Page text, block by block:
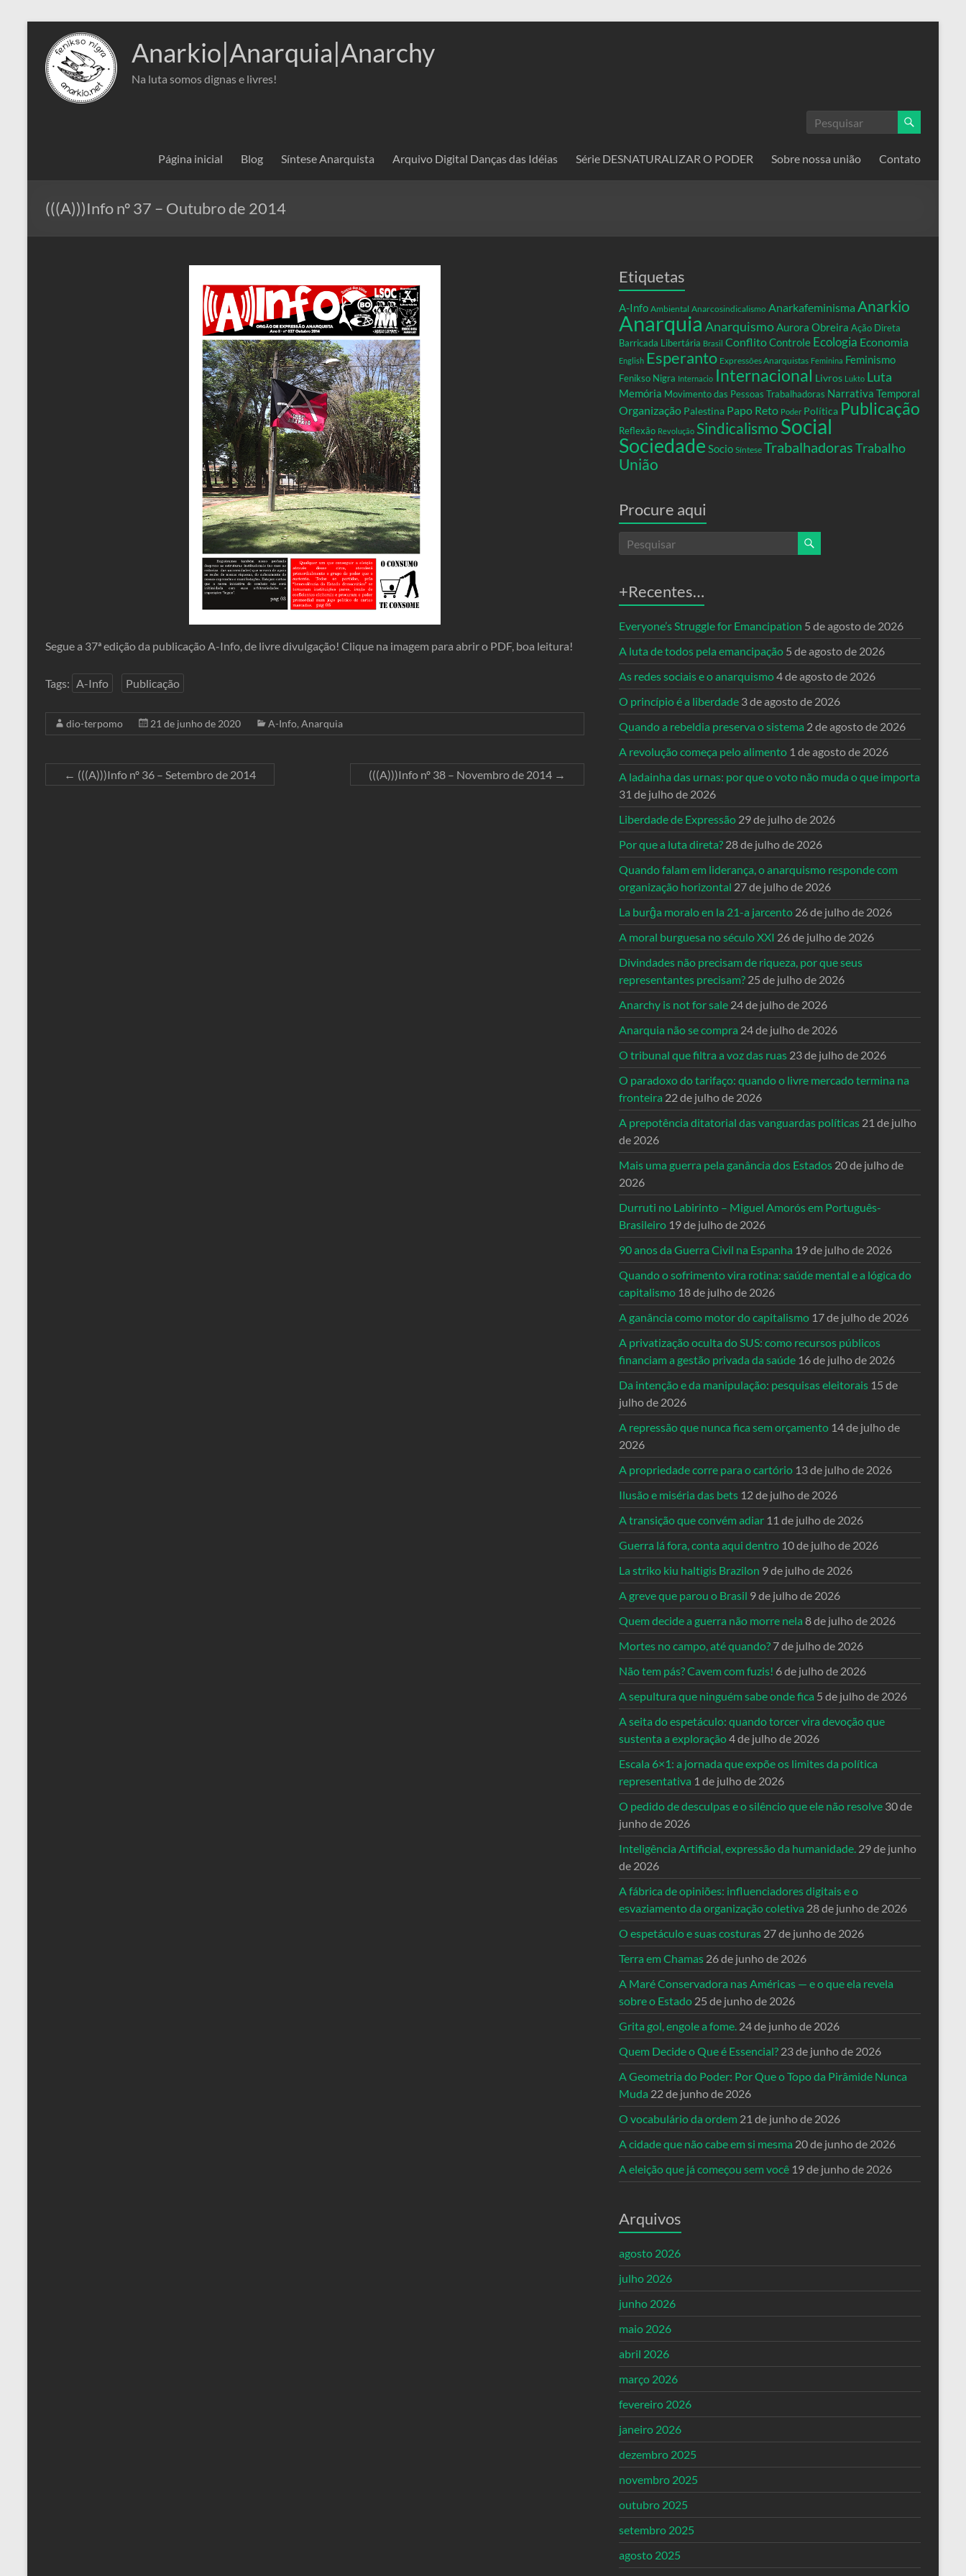
conteúdo
Anarkio|Anarquia|Anarchy
Na luta somos dignas e livres!
Página inicial Blog Síntese Anarquista Arquivo Digital Danças das Idéias Série DESNATURALIZAR O PODER Sobre nossa união Contato
(((A)))Info nº 37 – Outubro de 2014
Segue a 37ª edição da publicação A-Info, de livre divulgação! Clique na imagem para abrir o PDF, boa leitura!
Tags: A-Info Publicação
dio-terpomo 21 de junho de 2020 A-Info, Anarquia
← (((A)))Info nº 36 – Setembro de 2014 (((A)))Info nº 38 – Novembro de 2014 →
Etiquetas
A-Info Ambiental Anarcosindicalismo Anarkafeminisma Anarkio
Anarquia AnarquismoAurora Obreira Ação Direta
Barricada Libertária Brasil ConflitoControle Ecologia Economia
English Esperanto Expressões Anarquistas Feminina Feminismo
Fenikso Nigra Internacio Internacional Livros Lukto Luta
Memória Movimento das Pessoas Trabalhadoras Narrativa Temporal
Organização Palestina Papo Reto Poder Política Publicação
Reflexão Revolução Sindicalismo Social
Sociedade Socio Síntese TrabalhadorasTrabalho
União
Procure aqui
+Recentes…
Everyone’s Struggle for Emancipation 5 de agosto de 2026
A luta de todos pela emancipação 5 de agosto de 2026
As redes sociais e o anarquismo4 de agosto de 2026
O princípio é a liberdade 3 de agosto de 2026
Quando a rebeldia preserva o sistema 2 de agosto de 2026
A revolução começa pelo alimento 1 de agosto de 2026
A ladainha das urnas: por que o voto não muda o que importa
31 de julho de 2026
Liberdade de Expressão 29 de julho de 2026
Por que a luta direta? 28 de julho de 2026
Quando falam em liderança, o anarquismo responde com
organização horizontal 27 de julho de 2026
La burĝa moralo en la 21-a jarcento 26 de julho de 2026
A moral burguesa no século XXI 26 de julho de 2026
Divindades não precisam de riqueza, por que seus
representantes precisam? 25 de julho de 2026
Anarchy is not for sale 24 de julho de 2026
Anarquia não se compra 24 de julho de 2026
O tribunal que filtra a voz das ruas 23 de julho de 2026
O paradoxo do tarifaço: quando o livre mercado termina na
fronteira 22 de julho de 2026
A prepotência ditatorial das vanguardas políticas 21 de julho
de 2026
Mais uma guerra pela ganância dos Estados 20 de julho de
2026
Durruti no Labirinto – Miguel Amorós em Português-
Brasileiro 19 de julho de 2026
90 anos da Guerra Civil na Espanha 19 de julho de 2026
Quando o sofrimento vira rotina: saúde mental e a lógica do
capitalismo 18 de julho de 2026
A ganância como motor do capitalismo 17 de julho de 2026
A privatização oculta do SUS: como recursos públicos
financiam a gestão privada da saúde 16 de julho de 2026
Da intenção e da manipulação: pesquisas eleitorais 15 de
julho de 2026
A repressão que nunca fica sem orçamento 14 de julho de
2026
A propriedade corre para o cartório 13 de julho de 2026
Ilusão e miséria das bets 12 de julho de 2026
A transição que convém adiar 11 de julho de 2026
Guerra lá fora, conta aqui dentro 10 de julho de 2026
La striko kiu haltigis Brazilon 9 de julho de 2026
A greve que parou o Brasil 9 de julho de 2026
Quem decide a guerra não morre nela 8 de julho de 2026
Mortes no campo, até quando? 7 de julho de 2026
Não tem pás? Cavem com fuzis! 6 de julho de 2026
A sepultura que ninguém sabe onde fica 5 de julho de 2026
A seita do espetáculo: quando torcer vira devoção que
sustenta a exploração4 de julho de 2026
Escala 6×1: a jornada que expõe os limites da política
representativa 1 de julho de 2026
O pedido de desculpas e o silêncio que ele não resolve 30 de
junho de 2026
Inteligência Artificial, expressão da humanidade. 29 de junho
de 2026
A fábrica de opiniões: influenciadores digitais e o
esvaziamento da organização coletiva 28 de junho de 2026
O espetáculo e suas costuras 27 de junho de 2026
Terra em Chamas 26 de junho de 2026
A Maré Conservadora nas Américas — e o que ela revela
sobre o Estado 25 de junho de 2026
Grita gol, engole a fome. 24 de junho de 2026
Quem Decide o Que é Essencial? 23 de junho de 2026
A Geometria do Poder: Por Que o Topo da Pirâmide Nunca
Muda 22 de junho de 2026
O vocabulário da ordem 21 de junho de 2026
A cidade que não cabe em si mesma 20 de junho de 2026
A eleição que já começou sem você 19 de junho de 2026
Arquivos
agosto 2026
julho 2026
junho 2026
maio 2026
abril 2026
março 2026
fevereiro 2026
janeiro 2026
dezembro 2025
novembro 2025
outubro 2025
setembro 2025
agosto 2025